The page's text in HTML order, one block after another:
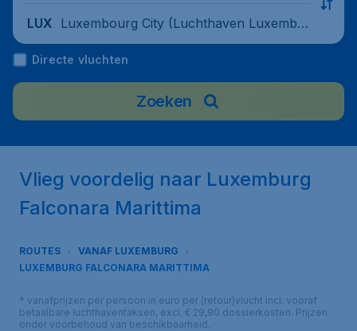
LUX Luxembourg City (Luchthaven Luxembur
g-Findel), Luxembourg
Directe vluchten
Zoeken
Vlieg voordelig naar Luxemburg
Falconara Marittima
ROUTES
VANAF LUXEMBURG
LUXEMBURG FALCONARA MARITTIMA
* vanafprijzen per persoon in euro per (retour)vlucht incl. vooraf
betaalbare luchthaventaksen, excl. € 29,90 dossierkosten. Prijzen
onder voorbehoud van beschikbaarheid.